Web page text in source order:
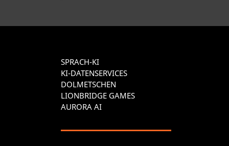
SPRACH-KI
KI-DATENSERVICES
DOLMETSCHEN
LIONBRIDGE GAMES
AURORA AI